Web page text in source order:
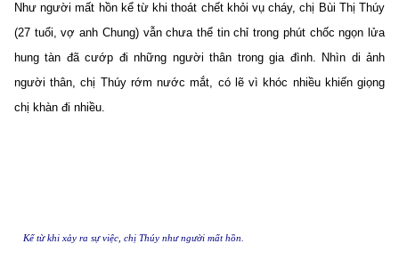
Như người mất hồn kể từ khi thoát chết khỏi vụ cháy, chị Bùi Thị Thúy
(27 tuổi, vợ anh Chung) vẫn chưa thể tin chỉ trong phút chốc ngọn lửa
hung tàn đã cướp đi những người thân trong gia đình. Nhìn di ảnh
người thân, chị Thúy rớm nước mắt, có lẽ vì khóc nhiều khiến giọng
chị khàn đi nhiều.
Kể từ khi xảy ra sự việc, chị Thúy như người mất hồn.